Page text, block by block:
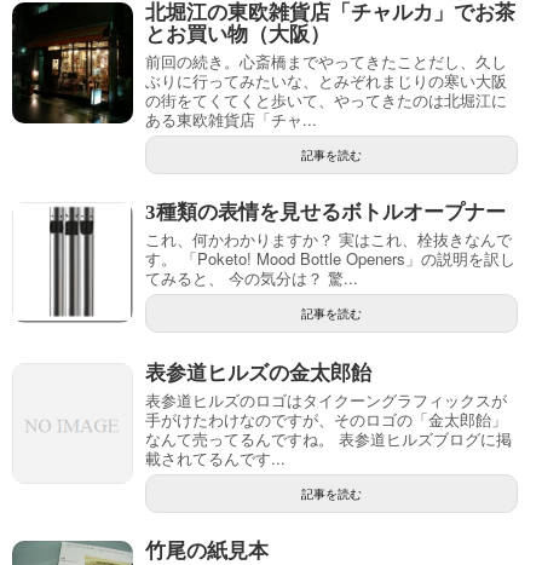
北堀江の東欧雑貨店「チャルカ」でお茶
とお買い物（大阪）
前回の続き。心斎橋までやってきたことだし、久し
ぶりに行ってみたいな、とみぞれまじりの寒い大阪
の街をてくてくと歩いて、やってきたのは北堀江に
ある東欧雑貨店「チャ...
記事を読む
3種類の表情を見せるボトルオープナー
これ、何かわかりますか？ 実はこれ、栓抜きなんで
す。 「Poketo! Mood Bottle Openers」の説明を訳し
てみると、 今の気分は？ 驚...
記事を読む
表参道ヒルズの金太郎飴
表参道ヒルズのロゴはタイクーングラフィックスが
手がけたわけなのですが、そのロゴの「金太郎飴」
なんて売ってるんですね。 表参道ヒルズブログに掲
載されてるんです...
記事を読む
竹尾の紙見本